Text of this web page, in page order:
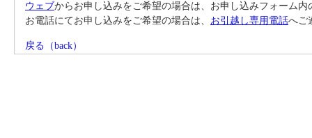
ウェブからお申し込みをご希望の場合は、お申し込みフォーム
お電話にてお申し込みをご希望の場合は、 お引越し専用電話へご
戻る（back）